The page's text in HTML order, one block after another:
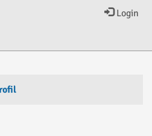
Login